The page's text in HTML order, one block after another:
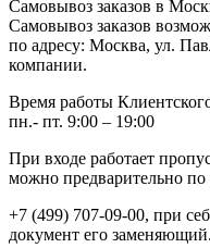
Самовывоз заказов в
Самовывоз заказов
по адресу: Москва, ул.
компании.
Время работы
пн.- пт. 9:00 – 19:00
При входе работает
можно предварительно
+7 (499) 707-09-00, при
документ его заменяющий.